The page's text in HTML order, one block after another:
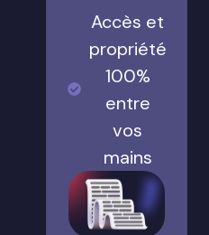
Accès et
propriété
100%
entre
vos
mains